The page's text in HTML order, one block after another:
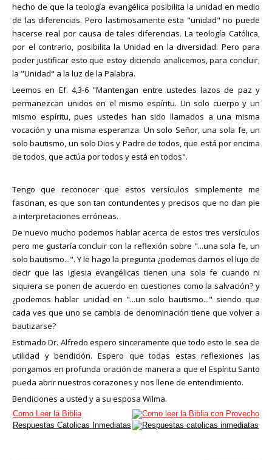
hecho de que la teología evangélica posibilita la unidad en medio
de las diferencias. Pero lastimosamente esta "unidad" no puede
hacerse real por causa de tales diferencias. La teología Católica,
por el contrario, posibilita la Unidad en la diversidad. Pero para
poder justificar esto que estoy diciendo analicemos, para concluir,
la "Unidad" a la luz de la Palabra.
Leemos en Ef. 4,3-6 "Mantengan entre ustedes lazos de paz y
permanezcan unidos en el mismo espíritu. Un solo cuerpo y un
mismo espíritu, pues ustedes han sido llamados a una misma
vocación y una misma esperanza. Un solo Señor, una sola fe, un
solo bautismo, un solo Dios y Padre de todos, que está por encima
de todos, que actúa por todos y está en todos".
Tengo que reconocer que estos versículos simplemente me
fascinan, es que son tan contundentes y precisos que no dan pie
a interpretaciones erróneas.
De nuevo mucho podemos hablar acerca de estos tres versículos
pero me gustaría concluir con la reflexión sobre "...una sola fe, un
solo bautismo...". Y le hago la pregunta ¿podemos darnos el lujo de
decir que las iglesia evangélicas tienen una sola fe cuando ni
siquiera se ponen de acuerdo en cuestiones como la salvación? y
¿podemos hablar unidad en "...un solo bautismo..." siendo que
cada ves que uno se cambia de denominación tiene que volver a
bautizarse?
Estimado Dr. Alfredo espero sinceramente que todo esto le sea de
utilidad y bendición. Espero que todas estas reflexiones las
pongamos en profunda oración de manera a que el Espíritu Santo
pueda abrir nuestros corazones y nos llene de entendimiento.
Bendiciones a usted y a su esposa Wilma.
Como Leer la Biblia
Respuestas Catolicas Inmediatas